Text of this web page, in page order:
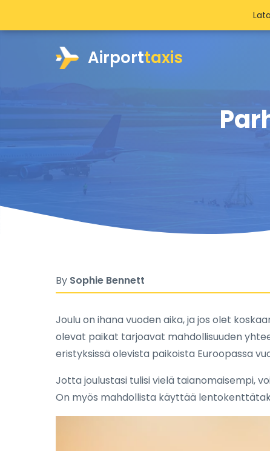
Airporttaxis
By Sophie Bennett
Joulu on ihana vuoden aika, ja jos olet
olevat paikat tarjoavat mahdollisuuden
eristyksissä olevista paikoista Euroopassa
Jotta joulustasi tulisi vielä taianomaisempi,
On myös mahdollista käyttää